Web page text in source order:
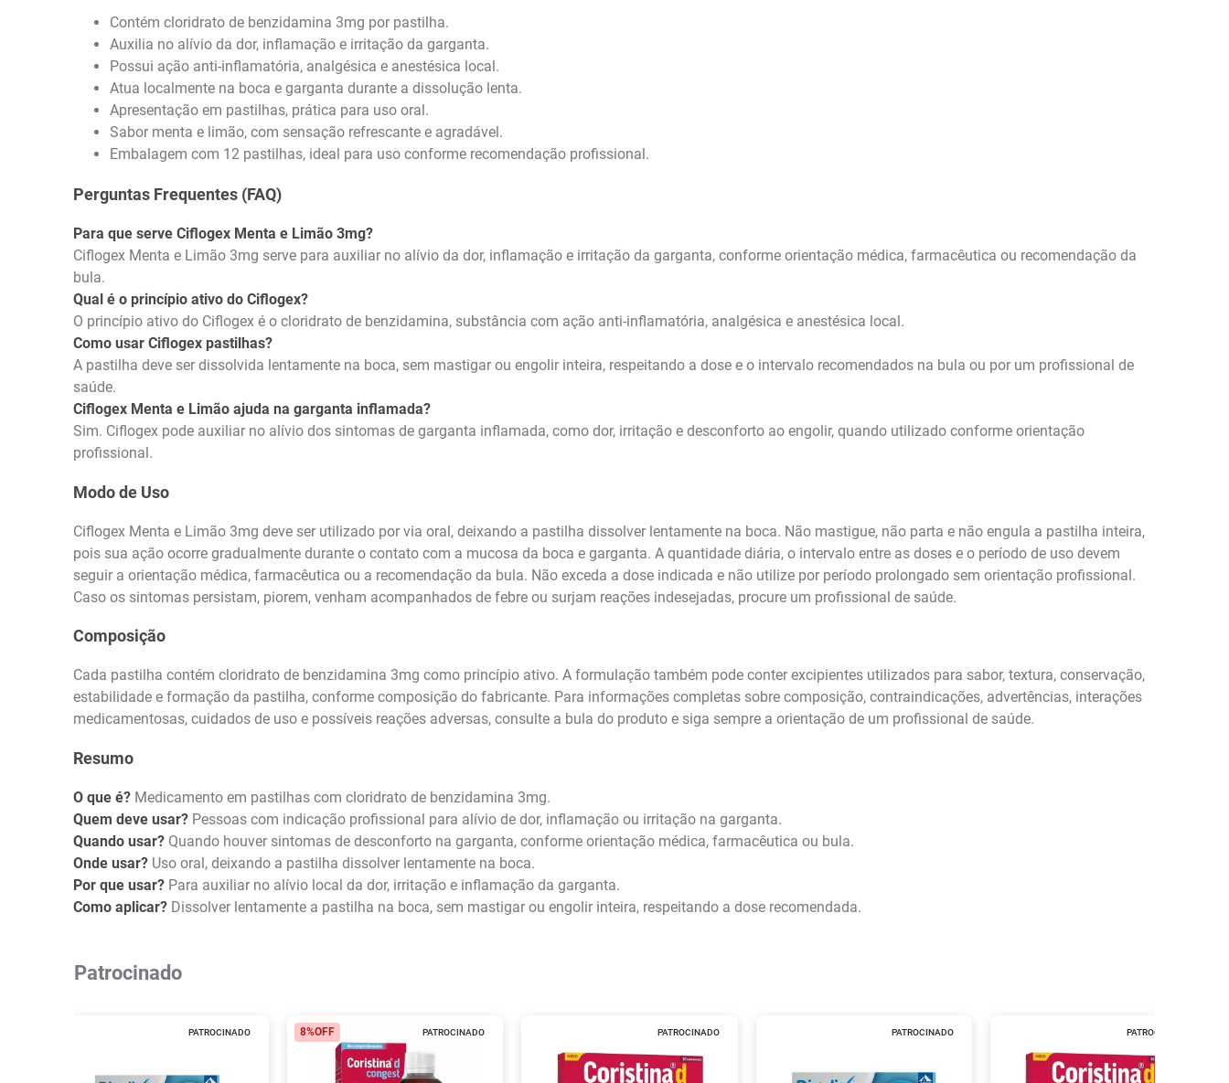
Contém cloridrato de benzidamina 3mg por pastilha.
Auxilia no alívio da dor, inflamação e irritação da garganta.
Possui ação anti-inflamatória, analgésica e anestésica local.
Atua localmente na boca e garganta durante a dissolução lenta.
Apresentação em pastilhas, prática para uso oral.
Sabor menta e limão, com sensação refrescante e agradável.
Embalagem com 12 pastilhas, ideal para uso conforme recomendação profissional.
Perguntas Frequentes (FAQ)
Para que serve Ciflogex Menta e Limão 3mg?
Ciflogex Menta e Limão 3mg serve para auxiliar no alívio da dor, inflamação e irritação da garganta, conforme orientação médica, farmacêutica ou recomendação da
bula.
Qual é o princípio ativo do Ciflogex?
O princípio ativo do Ciflogex é o cloridrato de benzidamina, substância com ação anti-inflamatória, analgésica e anestésica local.
Como usar Ciflogex pastilhas?
A pastilha deve ser dissolvida lentamente na boca, sem mastigar ou engolir inteira, respeitando a dose e o intervalo recomendados na bula ou por um profissional de
saúde.
Ciflogex Menta e Limão ajuda na garganta inflamada?
Sim. Ciflogex pode auxiliar no alívio dos sintomas de garganta inflamada, como dor, irritação e desconforto ao engolir, quando utilizado conforme orientação
profissional.
Modo de Uso
Ciflogex Menta e Limão 3mg deve ser utilizado por via oral, deixando a pastilha dissolver lentamente na boca. Não mastigue, não parta e não engula a pastilha inteira,
pois sua ação ocorre gradualmente durante o contato com a mucosa da boca e garganta. A quantidade diária, o intervalo entre as doses e o período de uso devem
seguir a orientação médica, farmacêutica ou a recomendação da bula. Não exceda a dose indicada e não utilize por período prolongado sem orientação profissional.
Caso os sintomas persistam, piorem, venham acompanhados de febre ou surjam reações indesejadas, procure um profissional de saúde.
Composição
Cada pastilha contém cloridrato de benzidamina 3mg como princípio ativo. A formulação também pode conter excipientes utilizados para sabor, textura, conservação,
estabilidade e formação da pastilha, conforme composição do fabricante. Para informações completas sobre composição, contraindicações, advertências, interações
medicamentosas, cuidados de uso e possíveis reações adversas, consulte a bula do produto e siga sempre a orientação de um profissional de saúde.
Resumo
O que é? Medicamento em pastilhas com cloridrato de benzidamina 3mg.
Quem deve usar? Pessoas com indicação profissional para alívio de dor, inflamação ou irritação na garganta.
Quando usar? Quando houver sintomas de desconforto na garganta, conforme orientação médica, farmacêutica ou bula.
Onde usar? Uso oral, deixando a pastilha dissolver lentamente na boca.
Por que usar? Para auxiliar no alívio local da dor, irritação e inflamação da garganta.
Como aplicar? Dissolver lentamente a pastilha na boca, sem mastigar ou engolir inteira, respeitando a dose recomendada.
Patrocinado
PATROCINADO PATROCINADO
8%OFF PATROCINADO PATROCINADO PATROCINADO